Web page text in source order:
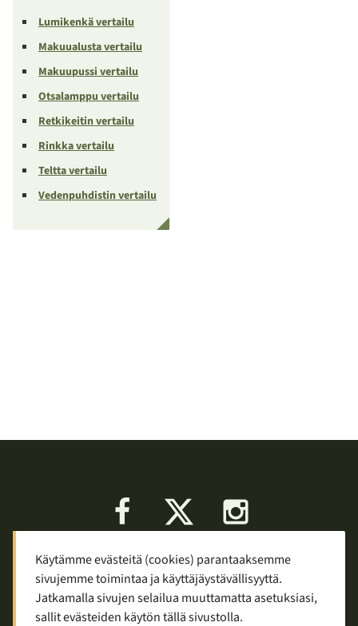
Lumikenkä vertailu
Makuualusta vertailu
Makuupussi vertailu
Otsalamppu vertailu
Retkikeitin vertailu
Rinkka vertailu
Teltta vertailu
Vedenpuhdistin vertailu
Facebook
Keskustelu Palaute
Tietosuoja
Mainostaminen ja yhteistyö
Käytämme evästeitä (cookies) parantaaksemme
sivujemme toimintaa ja käyttäjäystävällisyyttä.
Jatkamalla sivujen selailua muuttamatta asetuksiasi,
sallit evästeiden käytön tällä sivustolla.